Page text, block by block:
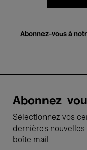
Abonnez-vous à
Abonnez-
Sélectionnez vos
dernières
boîte mail